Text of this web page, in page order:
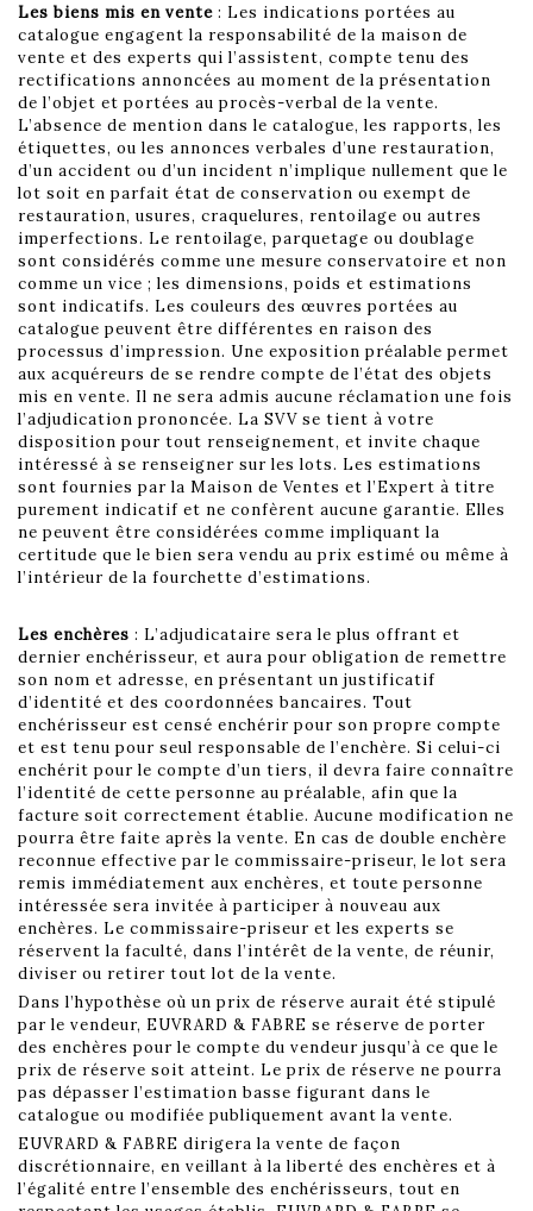
Les biens mis en vente : Les indications portées au
catalogue engagent la responsabilité de la maison de
vente et des experts qui l’assistent, compte tenu des
rectifications annoncées au moment de la présentation
de l’objet et portées au procès-verbal de la vente.
L’absence de mention dans le catalogue, les rapports, les
étiquettes, ou les annonces verbales d’une restauration,
d’un accident ou d’un incident n’implique nullement que le
lot soit en parfait état de conservation ou exempt de
restauration, usures, craquelures, rentoilage ou autres
imperfections. Le rentoilage, parquetage ou doublage
sont considérés comme une mesure conservatoire et non
comme un vice ; les dimensions, poids et estimations
sont indicatifs. Les couleurs des œuvres portées au
catalogue peuvent être différentes en raison des
processus d’impression. Une exposition préalable permet
aux acquéreurs de se rendre compte de l’état des objets
mis en vente. Il ne sera admis aucune réclamation une fois
l’adjudication prononcée. La SVV se tient à votre
disposition pour tout renseignement, et invite chaque
intéressé à se renseigner sur les lots. Les estimations
sont fournies par la Maison de Ventes et l’Expert à titre
purement indicatif et ne confèrent aucune garantie. Elles
ne peuvent être considérées comme impliquant la
certitude que le bien sera vendu au prix estimé ou même à
l’intérieur de la fourchette d’estimations.
Les enchères : L’adjudicataire sera le plus offrant et
dernier enchérisseur, et aura pour obligation de remettre
son nom et adresse, en présentant un justificatif
d’identité et des coordonnées bancaires. Tout
enchérisseur est censé enchérir pour son propre compte
et est tenu pour seul responsable de l’enchère. Si celui-ci
enchérit pour le compte d’un tiers, il devra faire connaître
l’identité de cette personne au préalable, afin que la
facture soit correctement établie. Aucune modification ne
pourra être faite après la vente. En cas de double enchère
reconnue effective par le commissaire-priseur, le lot sera
remis immédiatement aux enchères, et toute personne
intéressée sera invitée à participer à nouveau aux
enchères. Le commissaire-priseur et les experts se
réservent la faculté, dans l’intérêt de la vente, de réunir,
diviser ou retirer tout lot de la vente.
Dans l’hypothèse où un prix de réserve aurait été stipulé
par le vendeur, EUVRARD & FABRE se réserve de porter
des enchères pour le compte du vendeur jusqu’à ce que le
prix de réserve soit atteint. Le prix de réserve ne pourra
pas dépasser l’estimation basse figurant dans le
catalogue ou modifiée publiquement avant la vente.
EUVRARD & FABRE dirigera la vente de façon
discrétionnaire, en veillant à la liberté des enchères et à
l’égalité entre l’ensemble des enchérisseurs, tout en